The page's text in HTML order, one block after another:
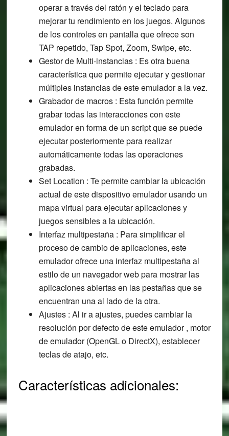
operar a través del ratón y el teclado para
mejorar tu rendimiento en los juegos. Algunos
de los controles en pantalla que ofrece son
TAP repetido, Tap Spot, Zoom, Swipe, etc.
Gestor de Multi-instancias : Es otra buena
característica que permite ejecutar y gestionar
múltiples instancias de este emulador a la vez.
Grabador de macros : Esta función permite
grabar todas las interacciones con este
emulador en forma de un script que se puede
ejecutar posteriormente para realizar
automáticamente todas las operaciones
grabadas.
Set Location : Te permite cambiar la ubicación
actual de este dispositivo emulador usando un
mapa virtual para ejecutar aplicaciones y
juegos sensibles a la ubicación.
Interfaz multipestaña : Para simplificar el
proceso de cambio de aplicaciones, este
emulador ofrece una interfaz multipestaña al
estilo de un navegador web para mostrar las
aplicaciones abiertas en las pestañas que se
encuentran una al lado de la otra.
Ajustes : Al ir a ajustes, puedes cambiar la
resolución por defecto de este emulador , motor
de emulador (OpenGL o DirectX), establecer
teclas de atajo, etc.
Características adicionales: